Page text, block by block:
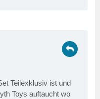
Teilexklusiv ist und
Toys auftaucht wo